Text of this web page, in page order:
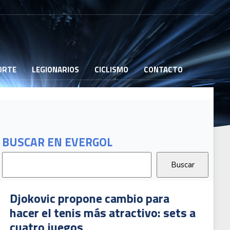
LEGIONARIOS CICLISMO CONTACTO
BUSCAR EN EVERGOL
Djokovic propone cambio para
hacer el tenis más atractivo: sets a